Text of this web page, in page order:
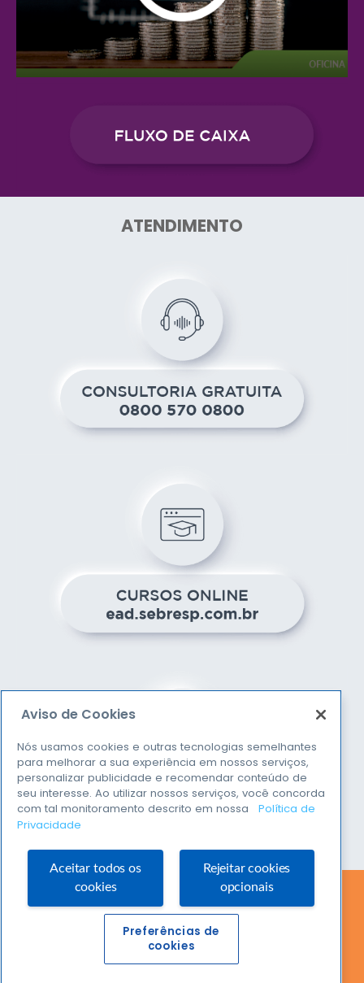
ATENDIMENTO
Siga-nos nas redes sociais:
Aviso de Cookies
Nós usamos cookies e outras tecnologias semelhantes
para melhorar a sua experiência em nossos serviços,
personalizar publicidade e recomendar conteúdo de
seu interesse. Ao utilizar nossos serviços, você concorda
com tal monitoramento descrito em nossa
Política de
Privacidade
Aceitar todos os
cookies
Rejeitar cookies
opcionais
Preferências de
cookies